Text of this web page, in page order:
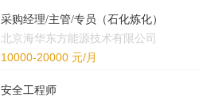
采购经理/主管/专员（石化炼化）
北京海华东方能源技术有限公司
10000-20000 元/月
安全工程师